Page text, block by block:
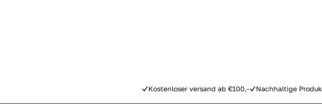
Kostenloser versand ab €100,- Nachhaltige